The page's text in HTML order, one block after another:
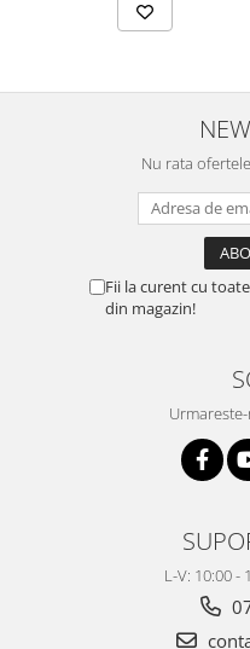
Nu rata
Fii la curent cu
din magazin!
L-V: 10:00 -